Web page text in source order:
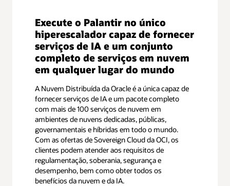
Execute o Palantir no único
hiperescalador capaz de fornecer
serviços de IA e um conjunto
completo de serviços em nuvem
em qualquer lugar do mundo
A Nuvem Distribuída da Oracle é a única capaz de
fornecer serviços de IA e um pacote completo
com mais de 100 serviços de nuvem em
ambientes de nuvens dedicadas, públicas,
governamentais e híbridas em todo o mundo.
Com as ofertas de Sovereign Cloud da OCI, os
clientes podem atender aos requisitos de
regulamentação, soberania, segurança e
desempenho, bem como obter todos os
benefícios da nuvem e da IA.